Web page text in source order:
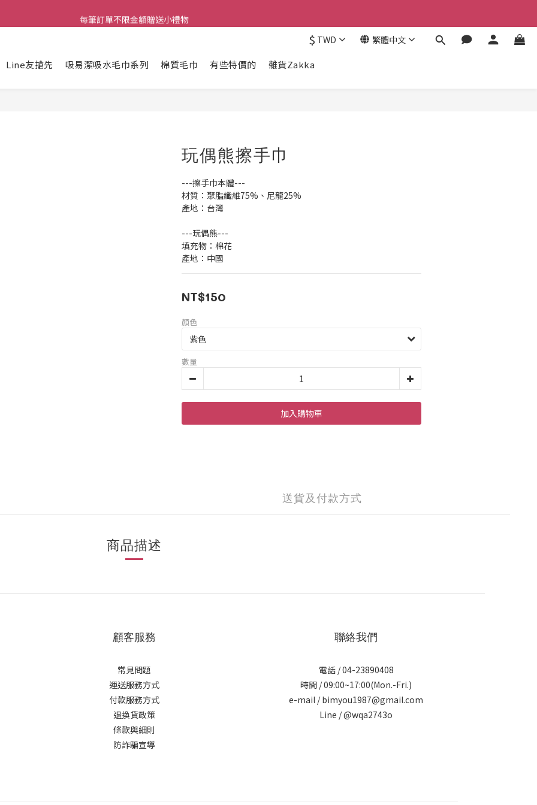
每筆訂單不限金額贈送小禮物
每筆訂單不限金額贈送小禮物
每筆訂單不限金額贈送小禮物
$ TWD 繁體中文
Line友搶先 吸易潔吸水毛巾系列 棉質毛巾 有些特價的 雜貨Zakka
玩偶熊擦手巾
---擦手巾本體---
材質：聚脂纖維75%、尼龍25%
產地：台灣
---玩偶熊---
填充物：棉花
產地：中國
NT$150
顏色
數量
加入購物車
送貨及付款方式
商品描述
顧客服務
常見問題
運送服務方式
付款服務方式
退換貨政策
條款與細則
防詐騙宣導
聯絡我們
電話 / 04-23890408
時間 / 09:00~17:00(Mon.-Fri.)
e-mail / bimyou1987@gmail.com
Line /@wqa2743o